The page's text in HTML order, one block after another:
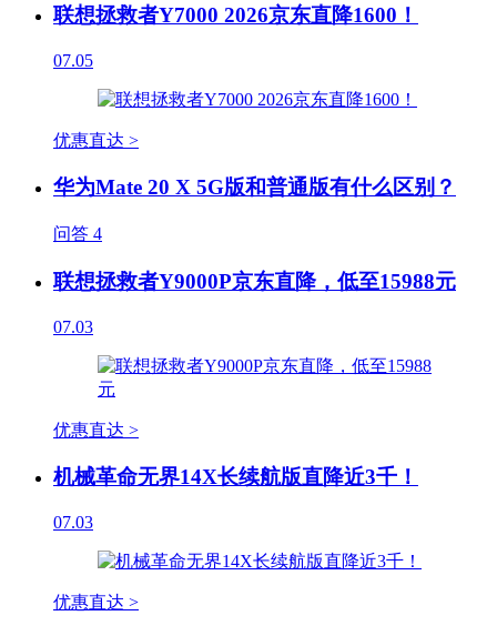
联想拯救者Y7000 2026京东直降1600！
07.05
优惠直达 >
华为Mate 20 X 5G版和普通版有什么区别？
问答 4
联想拯救者Y9000P京东直降，低至15988元
07.03
优惠直达 >
机械革命无界14X长续航版直降近3千！
07.03
优惠直达 >